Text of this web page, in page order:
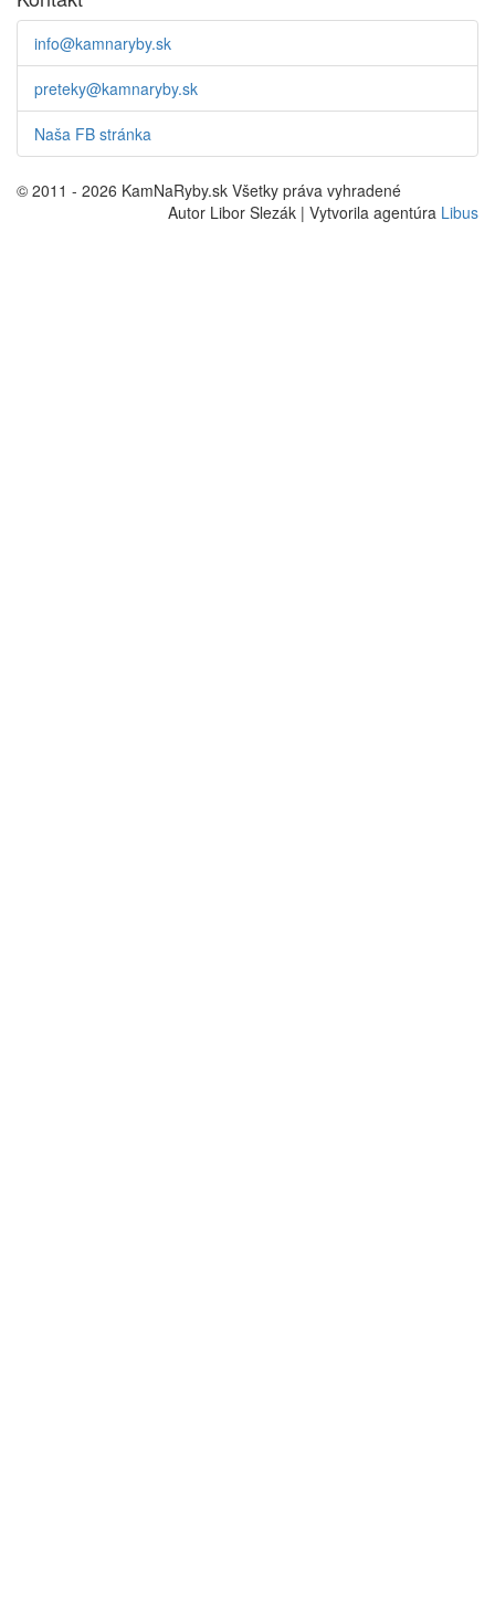
info@kamnaryby.sk
preteky@kamnaryby.sk
Naša FB stránka
© 2011 - 2026 KamNaRyby.sk Všetky práva vyhradené
Autor Libor Slezák | Vytvorila agentúra Libus